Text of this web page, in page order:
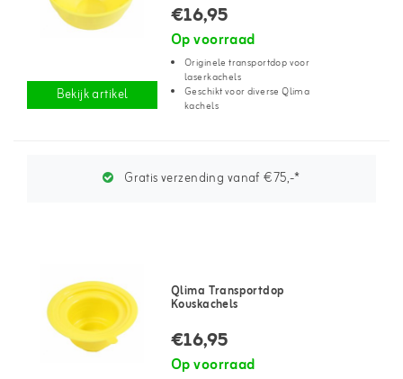
Bekijk artikel
€16,95
Op voorraad
Originele transportdop voor
laserkachels
Geschikt voor diverse Qlima
kachels
Gratis verzending vanaf €75,-*
Qlima Transportdop
Kouskachels
€16,95
Op voorraad